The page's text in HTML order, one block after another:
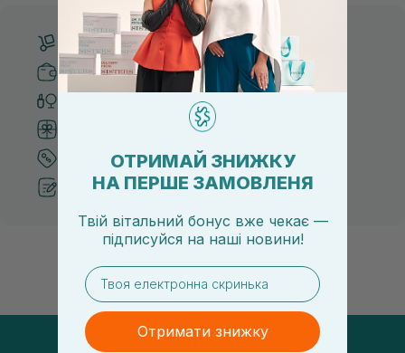
Безкоштовна доставка від 3000 UAH
Безпечні способи оплати
Тільки оригінальна косметика
Система бонусів та лояльності
Кращі ціни та топ товари
Рекомендації від косметологів
ОТРИМАЙ ЗНИЖКУ
НА ПЕРШЕ ЗАМОВЛЕНЯ
Твій вітальний бонус вже чекає —
підписуйся на наші новини!
email
Отримати знижку